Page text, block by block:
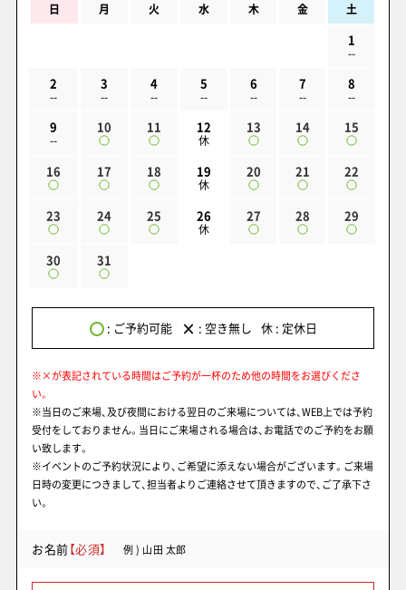
日 月 火 水 木 金 土
1
--
2
--
3
--
4
--
5
--
6
--
7
--
8
--
9
--
10 11 12
休
13 14 15
16 17 18 19
休
20 21 22
23 24 25 26
休
27 28 29
30 31
: ご予約可能 × : 空き無し 休 : 定休日
※×が表記されている時間はご予約が一杯のため他の時間をお選びくださ
い。
※当日のご来場、及び夜間における翌日のご来場については、WEB上では予約
受付をしておりません。当日にご来場される場合は、お電話でのご予約をお願
い致します。
※イベントのご予約状況により、ご希望に添えない場合がございます。ご来場
日時の変更につきまして、担当者よりご連絡させて頂きますので、ご了承下さ
い。
お名前【必須】 例 ) 山田 太郎